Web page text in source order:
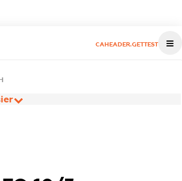
CAHEADER.GETTEST